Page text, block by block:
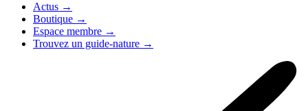
Actus →
Boutique →
Espace membre →
Trouvez un guide-nature →